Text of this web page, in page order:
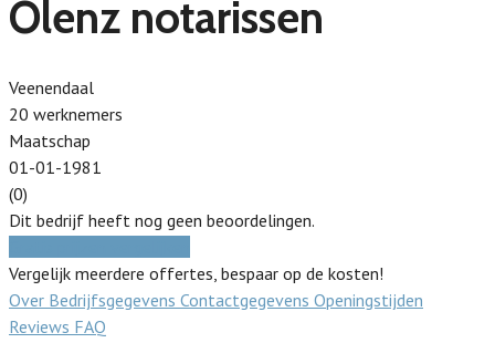
Olenz notarissen
Veenendaal
20 werknemers
Maatschap
01-01-1981
(0)
Dit bedrijf heeft nog geen beoordelingen.
Vergelijk meerdere offertes, bespaar op de kosten!
Over Bedrijfsgegevens Contactgegevens Openingstijden
Reviews FAQ